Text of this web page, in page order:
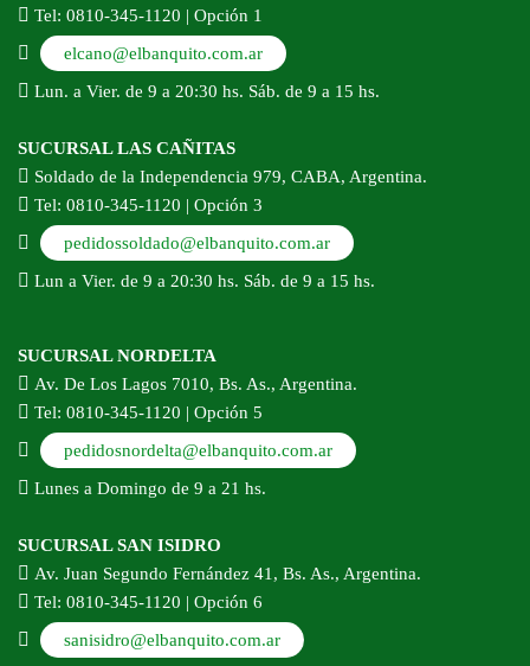
Tel: 0810-345-1120 | Opción 1
elcano@elbanquito.com.ar
Lun. a Vier. de 9 a 20:30 hs. Sáb. de 9 a 15 hs.
SUCURSAL LAS CAÑITAS
Soldado de la Independencia 979, CABA, Argentina.
Tel: 0810-345-1120 | Opción 3
pedidossoldado@elbanquito.com.ar
Lun a Vier. de 9 a 20:30 hs. Sáb. de 9 a 15 hs.
SUCURSAL NORDELTA
Av. De Los Lagos 7010, Bs. As., Argentina.
Tel: 0810-345-1120 | Opción 5
pedidosnordelta@elbanquito.com.ar
Lunes a Domingo de 9 a 21 hs.
SUCURSAL SAN ISIDRO
Av. Juan Segundo Fernández 41, Bs. As., Argentina.
Tel: 0810-345-1120 | Opción 6
sanisidro@elbanquito.com.ar